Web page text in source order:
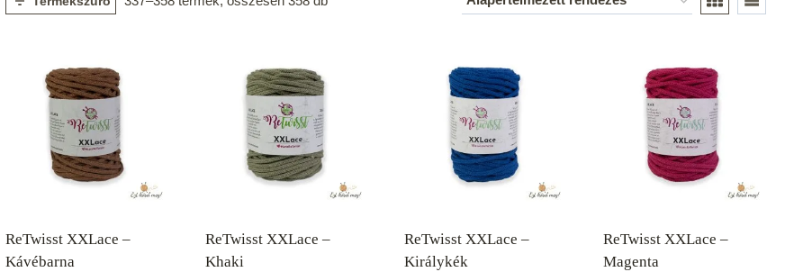
ReTwisst XXLace –
Kávébarna
ReTwisst XXLace –
Khaki
ReTwisst XXLace –
Királykék
ReTwisst XXLace –
Magenta